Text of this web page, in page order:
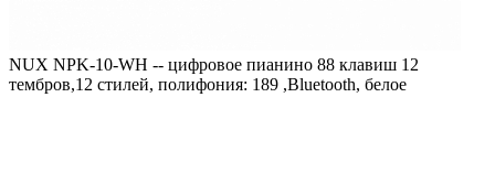
NUX NPK-10-WH -- цифровое пианино 88 клавиш 12
тембров,12 стилей, полифония: 189 ,Bluetooth, белое